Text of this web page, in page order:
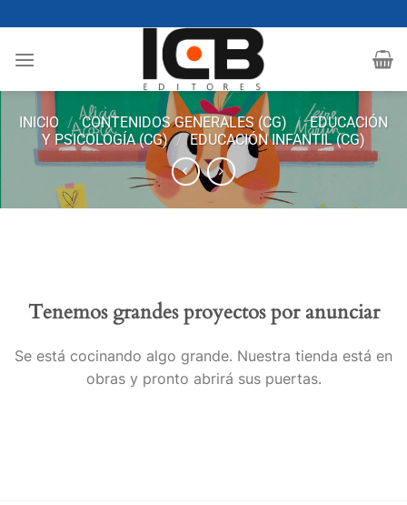
al
contenido
INICIO / CONTENIDOS GENERALES (CG) / EDUCACIÓN
Y PSICOLOGÍA (CG) / EDUCACIÓN INFANTIL (CG)
Tenemos grandes proyectos por anunciar
Se está cocinando algo grande. Nuestra tienda está en
obras y pronto abrirá sus puertas.